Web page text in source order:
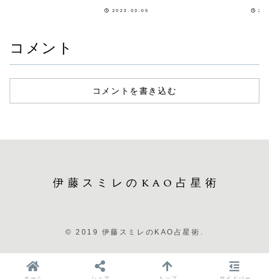
2023.03.05
コメント
コメントを書き込む
伊藤スミレのKAO占星術
© 2019 伊藤スミレのKAO占星術.